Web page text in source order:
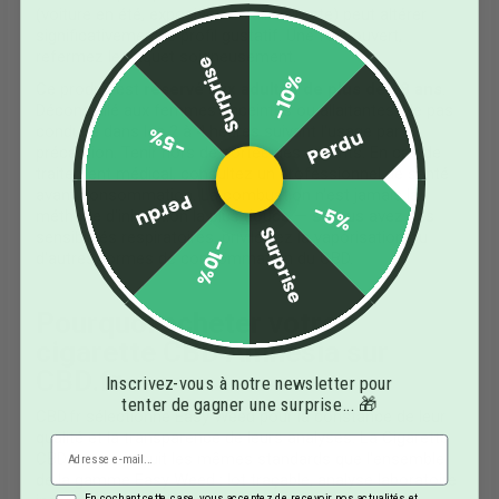
(voiture en été, exposition solaire directe) peut altérer
significativement le profil gustatif. Une fois ouvert,
refermez le paquet soigneusement.
Ce produit est
réservé aux adultes de plus de 18 ans
Déconseillé aux femmes enceintes ou allaitantes. Ne pas
conduire dans les 2 à 4 heures suivant l'usage par
précaution. Tenir hors de portée des enfants. En cas de
traitement médical, consultez un professionnel de santé
avant consommation. La combustion n'est jamais la
méthode d'inhalation la plus douce — si vous avez des
sensibilités respiratoires, privilégiez la vaporisation ou
d'autres formes de consommation du CBD.
Pourquoi acheter votre
cigarette CBD Amnesia sur
CBD.fr
CBD.fr sélectionne Easy Weed pour la constance de leur
qualité et la transparence de leurs analyses. La Cigarette
CBD Amnesia suit les mêmes standards que l'ensemble
de la gamme Easy Weed : lot traçable, analyse laboratoire
-10%
Perdu
-5%
Surprise
-10%
Perdu
-5%
Surprise
Inscrivez-vous à notre newsletter pour
tenter de gagner une surprise... 🎁